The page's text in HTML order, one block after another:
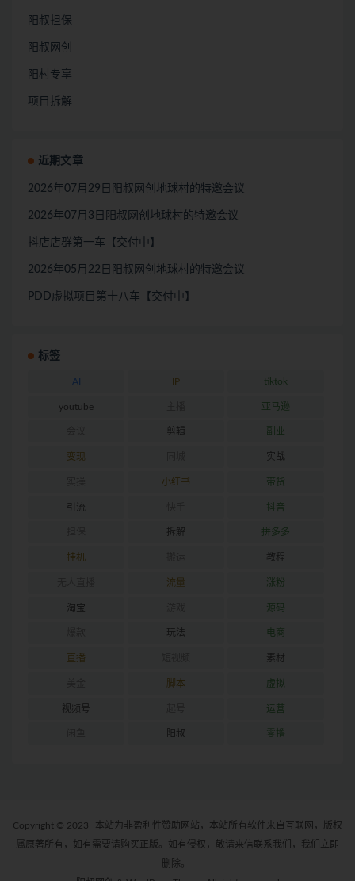
阳叔担保
阳叔网创
阳村专享
项目拆解
近期文章
2026年07月29日阳叔网创地球村的特邀会议
2026年07月3日阳叔网创地球村的特邀会议
抖店店群第一车【交付中】
2026年05月22日阳叔网创地球村的特邀会议
PDD虚拟项目第十八车【交付中】
标签
AI IP tiktok
youtube 亚马逊
剪辑 副业
变现 实战
小红书 带货
引流 抖音
拆解 拼多多
挂机 教程
流量 涨粉
淘宝 源码
玩法 电商
直播 素材
脚本 虚拟
视频号 运营
阳叔 零撸
Copyright © 2023
本站为非盈利性赞助网站，本站所有软件来自互联网，版权
属原著所有，如有需要请购买正版。如有侵权，敬请来信联系我们，我们立即
删除。